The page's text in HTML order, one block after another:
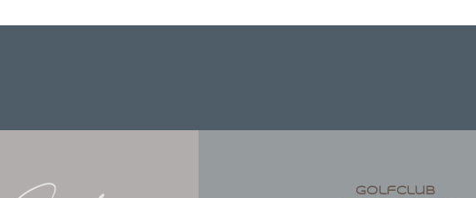
golfclub